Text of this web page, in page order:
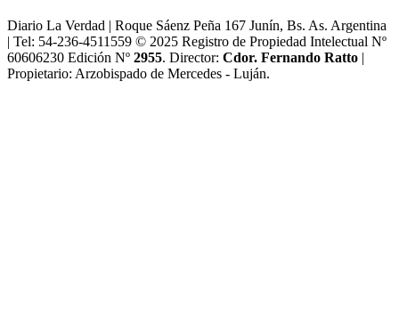
Diario La Verdad | Roque Sáenz Peña 167 Junín, Bs. As. Argentina
| Tel: 54-236-4511559 © 2025 Registro de Propiedad Intelectual Nº
60606230 Edición Nº 2955. Director:​ Cdor. Fernando Ratto |
Propietario:​ Arzobispado de Mercedes - Luján.